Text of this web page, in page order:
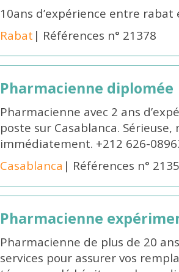
10ans d’expérience entre
Rabat | Références n° 21378
Pharmacienne diplomée
Pharmacienne avec 2 ans
poste sur Casablanca.
immédiatement. +212 626-
Casablanca | Références n°
Pharmacienne
Pharmacienne de plus de 20
services pour assurer vos